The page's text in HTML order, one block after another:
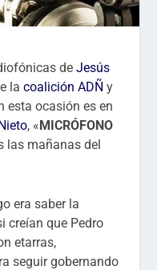
deJesús
lacoalición ADÑ y
esta ocasión es en
, « MICRÓFONO
las mañanas del
era saber la
creían que Pedro
etarras,
seguir gobernando